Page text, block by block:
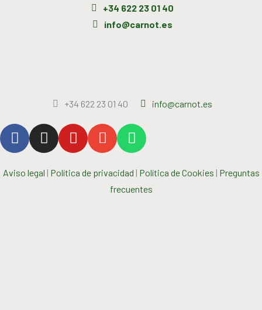
+34 622 23 01 40
info@carnot.es
+34 622 23 01 40 info@carnot.es
Aviso legal | Política de privacidad | Política de Cookies | Preguntas
frecuentes